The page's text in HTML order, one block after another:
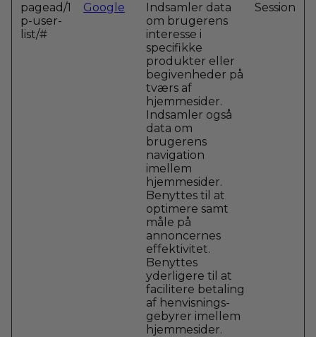
pagead/1
p-user-
list/#
Google
Indsamler data
om brugerens
interesse i
specifikke
produkter eller
begivenheder på
tværs af
hjemmesider.
Indsamler også
data om
brugerens
navigation
imellem
hjemmesider.
Benyttes til at
optimere samt
måle på
annoncernes
effektivitet.
Benyttes
yderligere til at
facilitere betaling
af henvisnings-
gebyrer imellem
hjemmesider.
Session